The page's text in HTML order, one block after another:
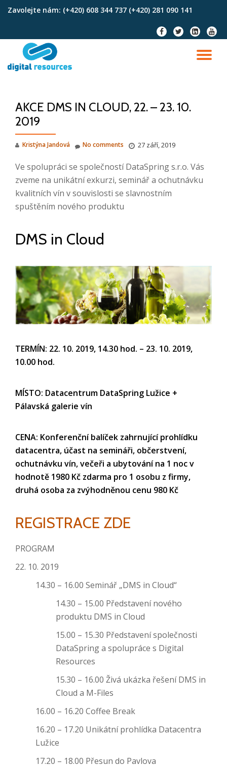
Zavolejte nám: (+420) 608 344 737 (+420) 281 090 141
fa-
facebook
fa-
twitter
fa-
linkedin-
square
fa-
AKCE DMS IN CLOUD, 22. – 23. 10.
2019
Kristýna Jandová 27 září, 2019
No comments
Ve spolupráci se společností DataSpring s.r.o. Vás
zveme na unikátní exkurzi, seminář a ochutnávku
kvalitních vín v souvislosti se slavnostním
spuštěním nového produktu
DMS in Cloud
TERMÍN: 22. 10. 2019, 14.30 hod. – 23. 10. 2019,
10.00 hod.
MÍSTO: Datacentrum DataSpring Lužice +
Pálavská galerie vín
CENA: Konferenční balíček zahrnující prohlídku
datacentra, účast na semináři, občerstvení,
ochutnávku vín, večeři a ubytování na 1 noc v
hodnotě 1980 Kč zdarma pro 1 osobu z firmy,
druhá osoba za zvýhodněnou cenu 980 Kč
REGISTRACE ZDE
PROGRAM
22. 10. 2019
14.30 – 16.00 Seminář „DMS in Cloud“
14.30 – 15.00 Představení nového
produktu DMS in Cloud
15.00 – 15.30 Představení společnosti
DataSpring a spolupráce s Digital
Resources
15.30 – 16.00 Živá ukázka řešení DMS in
Cloud a M-Files
16.00 – 16.20 Coffee Break
16.20 – 17.20 Unikátní prohlídka Datacentra
Lužice
17.20 – 18.00 Přesun do Pavlova